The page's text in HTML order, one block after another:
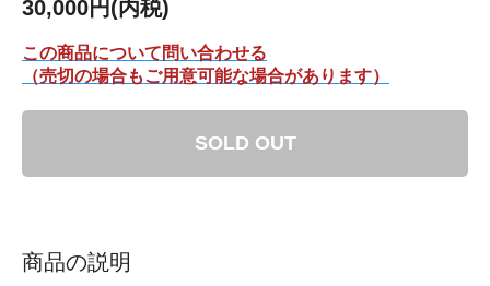
30,000円(内税)
この商品について問い合わせる
（売切の場合もご用意可能な場合があります）
SOLD OUT
商品の説明